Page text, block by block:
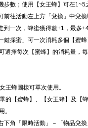
步數；使用【女王蜂】可在1~5
前往活動左上方「兌換」中兌換
到一次，蜂蜜獲得數+1 ，最多
鍵採蜜」可一次消耗多個【蜜
選擇每次【蜜蜂】的消耗量，
王蜂圖樣可單次使用。
的【蜜蜂】、【女王蜂】及【
。
下角「限時活動」－「物品兌